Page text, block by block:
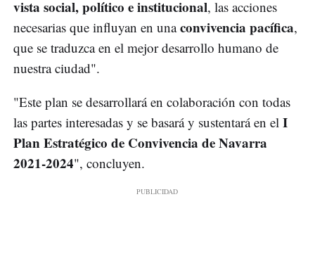
vista social, político e institucional, las acciones
necesarias que influyan en unaconvivencia pacífica,
que se traduzca en el mejor desarrollo humano de
nuestra ciudad".
"Este plan se desarrollará en colaboración con todas
las partes interesadas y se basará y sustentará en el I
Plan Estratégico de Convivencia de Navarra
2021-2024", concluyen.